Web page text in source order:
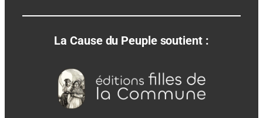
La Cause du Peuple soutient :